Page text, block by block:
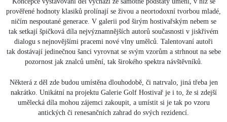
prověřené hodnoty klasiků prolínají se živou a neortodoxní tvorbou mladé,
ničím nespoutané generace. V galerii pod širým hostivařským nebem se
tak setkají špičková díla nejvýznamnějších autorů současnosti v jiskřivém
dialogu s nejnovějšími pracemi nové vlny umělců. Talentovaní autoři
tak dostávají jedinečnou šanci vyrovnat se svým vzorům a strhnout na sebe
pozornost jak znalců umění, tak širokého spektra návštěvníků.
Některá z děl zde budou umístěna dlouhodobě, či natrvalo, jiná třeba jen
nakrátko. Unikátní na projektu Galerie Golf Hostivař je i to, že si zdejší
umělecká díla mohou zájemci zakoupit, a umístit si je tak po vzoru
antických či renesančních zahrad do svých rezidencí.